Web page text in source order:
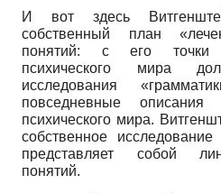
И вот здесь
собственный план
понятий: с его точки
психического мира
исследования
повседневные
психического мира.
собственное исследование
представляет собой
понятий.